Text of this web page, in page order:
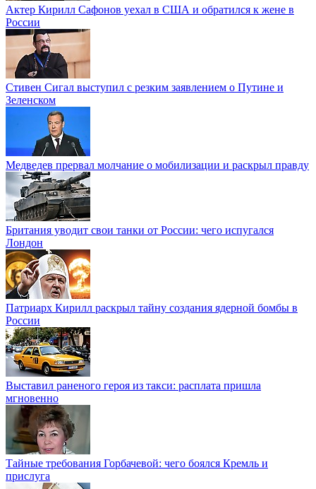
Актер Кирилл Сафонов уехал в США и обратился к жене в
России
Стивен Сигал выступил с резким заявлением о Путине и
Зеленском
Медведев прервал молчание о мобилизации и раскрыл правду
Британия уводит свои танки от России: чего испугался
Лондон
Патриарх Кирилл раскрыл тайну создания ядерной бомбы в
России
Выставил раненого героя из такси: расплата пришла
мгновенно
Тайные требования Горбачевой: чего боялся Кремль и
прислуга